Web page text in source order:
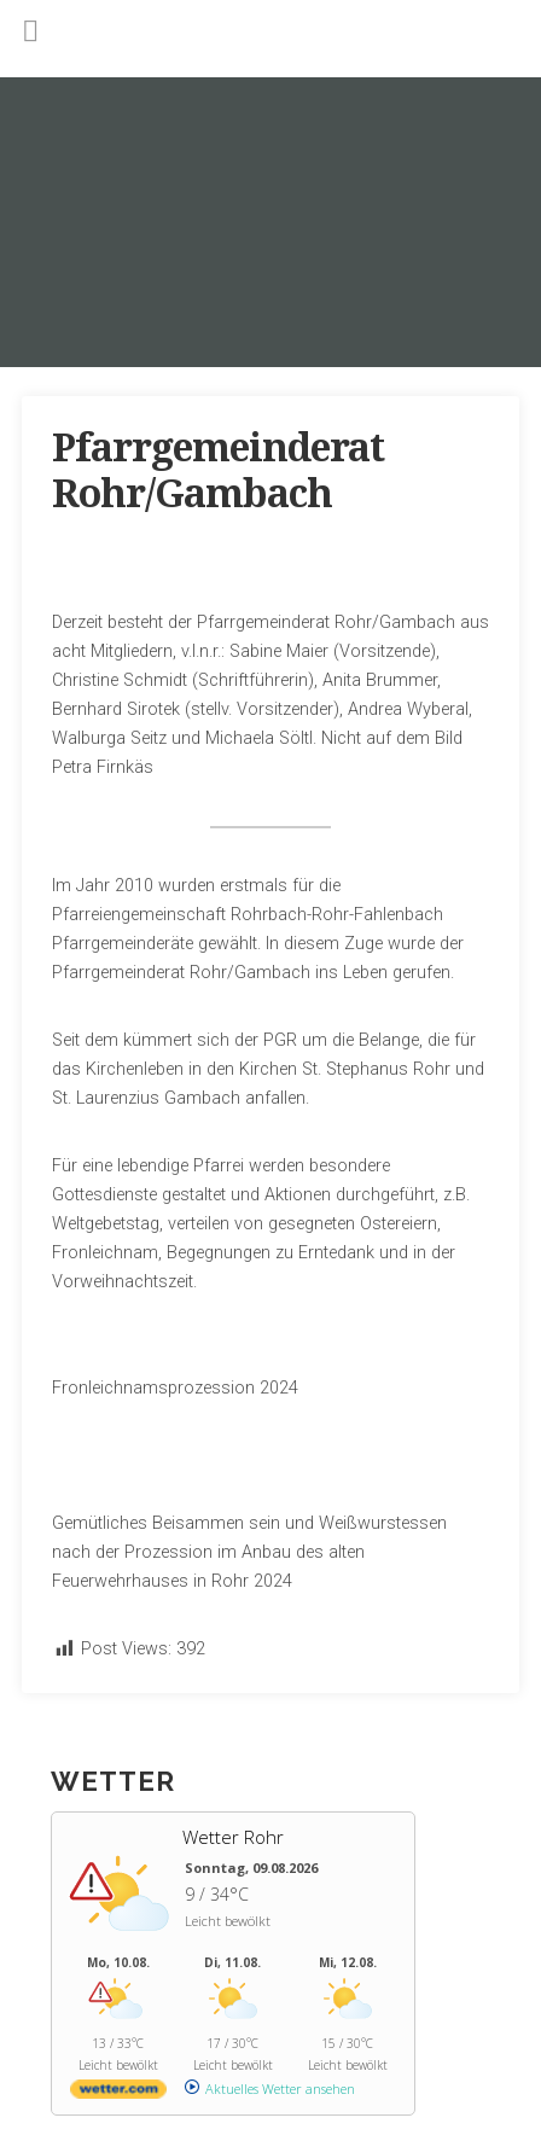
Pfarrgemeinderat
Rohr/Gambach
Derzeit besteht der Pfarrgemeinderat Rohr/Gambach aus
acht Mitgliedern, v.l.n.r.: Sabine Maier (Vorsitzende),
Christine Schmidt (Schriftführerin), Anita Brummer,
Bernhard Sirotek (stellv. Vorsitzender), Andrea Wyberal,
Walburga Seitz und Michaela Söltl. Nicht auf dem Bild
Petra Firnkäs
Im Jahr 2010 wurden erstmals für die
Pfarreiengemeinschaft Rohrbach-Rohr-Fahlenbach
Pfarrgemeinderäte gewählt. In diesem Zuge wurde der
Pfarrgemeinderat Rohr/Gambach ins Leben gerufen.
Seit dem kümmert sich der PGR um die Belange, die für
das Kirchenleben in den Kirchen St. Stephanus Rohr und
St. Laurenzius Gambach anfallen.
Für eine lebendige Pfarrei werden besondere
Gottesdienste gestaltet und Aktionen durchgeführt, z.B.
Weltgebetstag, verteilen von gesegneten Ostereiern,
Fronleichnam, Begegnungen zu Erntedank und in der
Vorweihnachtszeit.
Fronleichnamsprozession 2024
Gemütliches Beisammen sein und Weißwurstessen
nach der Prozession im Anbau des alten
Feuerwehrhauses in Rohr 2024
Post Views: 392
WETTER
Wetter Rohr
Sonntag, 09.08.2026
9 / 34°C
Leicht bewölkt
Mo, 10.08.
13 / 33°C
Leicht bewölkt
Di, 11.08.
17 / 30°C
Leicht bewölkt
Mi, 12.08.
15 / 30°C
Leicht bewölkt
Aktuelles Wetter ansehen